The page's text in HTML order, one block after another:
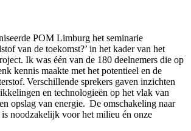
POM Limburg het seminarie
van de toekomst?’ in het kadervan het
Ik was één van de 180 deelnemers die op
kennis maakte met het potentieel en de
. Verschillende sprekers gaven inzichten
en technologieën op het vlak van
en opslag van energie. De omschakeling naar
noodzakelijk voorhet milieu én onze